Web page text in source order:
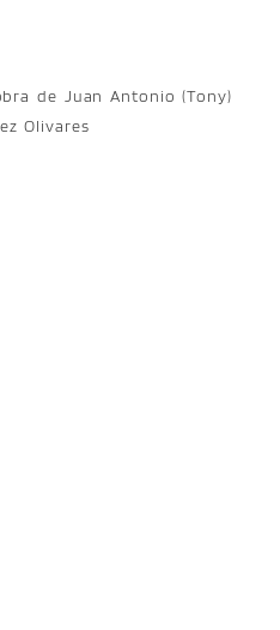
de Juan Antonio (Tony)
Olivares